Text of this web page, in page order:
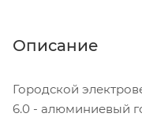
Описание
Городской
6.0 - алюминиевый